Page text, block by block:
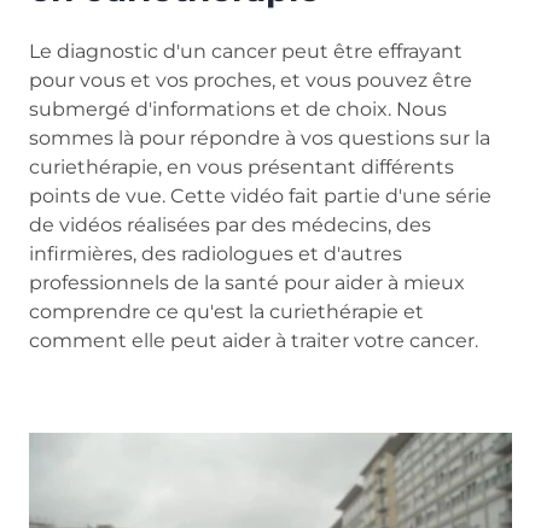
Le diagnostic d'un cancer peut être effrayant
pour vous et vos proches, et vous pouvez être
submergé d'informations et de choix. Nous
sommes là pour répondre à vos questions sur la
curiethérapie, en vous présentant différents
points de vue. Cette vidéo fait partie d'une série
de vidéos réalisées par des médecins, des
infirmières, des radiologues et d'autres
professionnels de la santé pour aider à mieux
comprendre ce qu'est la curiethérapie et
comment elle peut aider à traiter votre cancer.